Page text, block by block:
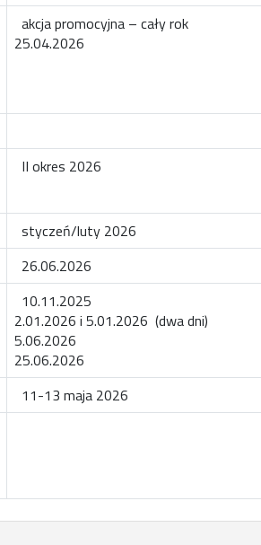
akcja promocyjna – cały rok
25.04.2026
II okres 2026
styczeń/luty 2026
26.06.2026
10.11.2025
2.01.2026 i 5.01.2026 (dwa dni)
5.06.2026
25.06.2026
11-13 maja 2026